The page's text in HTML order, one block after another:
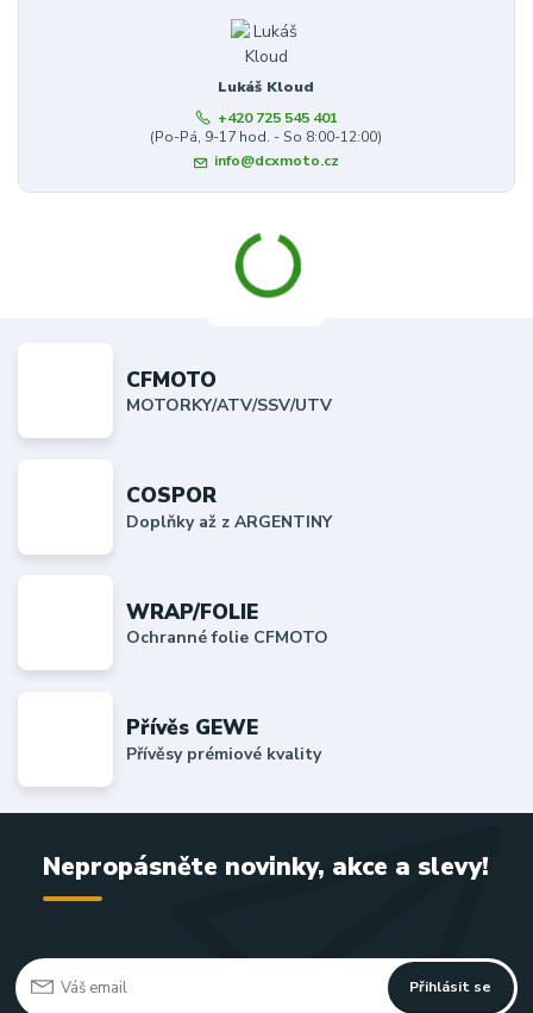
Lukáš Kloud
+420 725 545 401
(Po-Pá, 9-17 hod. - So 8:00-12:00)
info@dcxmoto.cz
CFMOTO
MOTORKY/ATV/SSV/UTV
COSPOR
Doplňky až z ARGENTINY
WRAP/FOLIE
Ochranné folie CFMOTO
Přívěs GEWE
Přívěsy prémiové kvality
Nepropásněte novinky, akce a slevy!
Přihlásit se